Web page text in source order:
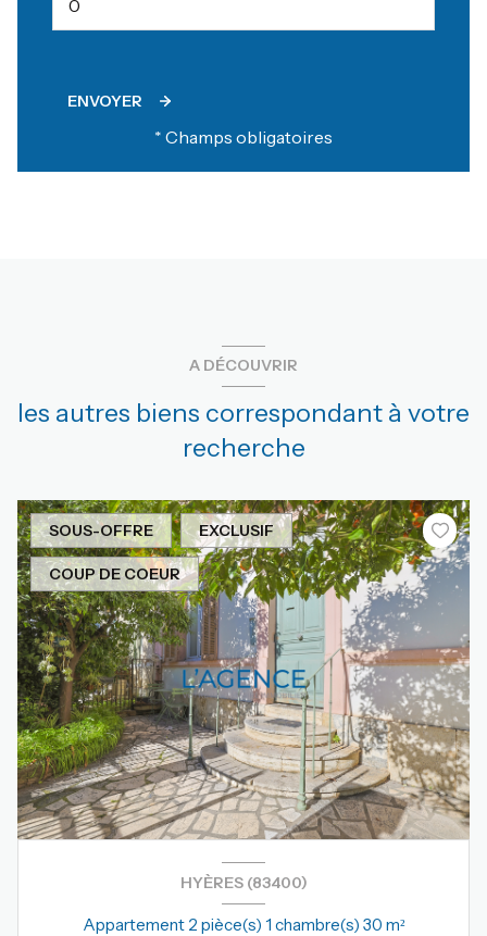
ENVOYER
* Champs obligatoires
A DÉCOUVRIR
les autres biens correspondant à votre
recherche
SOUS-OFFRE EXCLUSIF
COUP DE COEUR
HYÈRES (83400)
Appartement 2 pièce(s) 1 chambre(s) 30 m²